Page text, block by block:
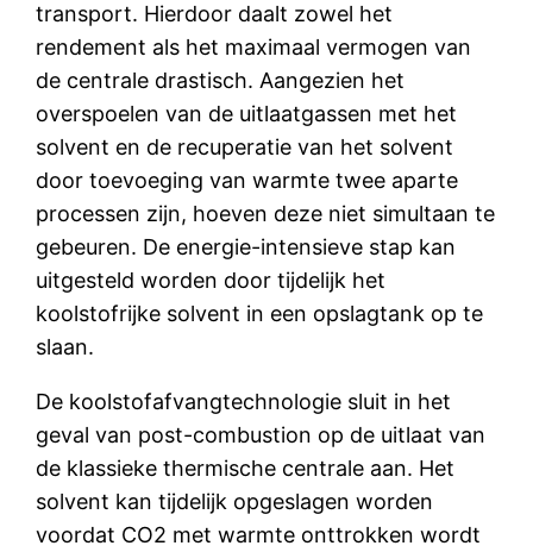
transport. Hierdoor daalt zowel het
rendement als het maximaal vermogen van
de centrale drastisch. Aangezien het
overspoelen van de uitlaatgassen met het
solvent en de recuperatie van het solvent
door toevoeging van warmte twee aparte
processen zijn, hoeven deze niet simultaan te
gebeuren. De energie-intensieve stap kan
uitgesteld worden door tijdelijk het
koolstofrijke solvent in een opslagtank op te
slaan.
De koolstofafvangtechnologie sluit in het
geval van post-combustion op de uitlaat van
de klassieke thermische centrale aan. Het
solvent kan tijdelijk opgeslagen worden
voordat CO2 met warmte onttrokken wordt